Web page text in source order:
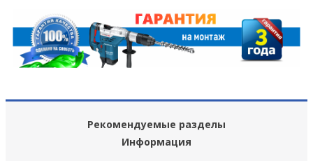
Рекомендуемые разделы
Информация